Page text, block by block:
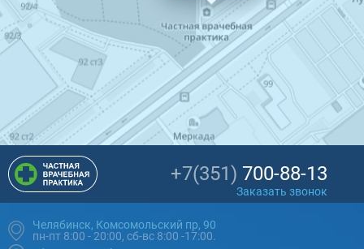
+7(351) 700-88-13
Заказать звонок
Челябинск, Комсомольский пр, 90
пн-пт 8:00 - 20:00, сб-вс 8:00 -17:00.